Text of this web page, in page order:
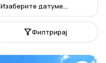
Изаберите датуме...
Филтрирај